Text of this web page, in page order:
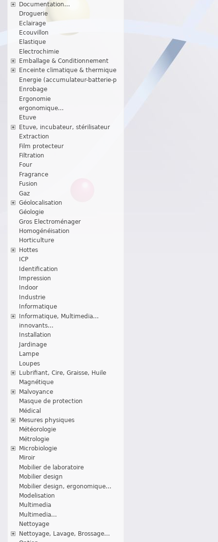
Documentation...
Droguerie
Eclairage
Ecouvillon
Elastique
Electrochimie
Emballage & Conditionnement
Enceinte climatique & thermique
Energie (accumulateur-batterie-p
Enrobage
Ergonomie
ergonomique...
Etuve
Etuve, incubateur, stérilisateur
Extraction
Film protecteur
Filtration
Four
Fragrance
Fusion
Gaz
Géolocalisation
Géologie
Gros Electroménager
Homogénéisation
Horticulture
Hottes
ICP
Identification
Impression
Indoor
Industrie
Informatique
Informatique, Multimedia...
innovants...
Installation
Jardinage
Lampe
Loupes
Lubrifiant, Cire, Graisse, Huile
Magnétique
Malvoyance
Masque de protection
Médical
Mesures physiques
Météorologie
Métrologie
Microbiologie
Miroir
Mobilier de laboratoire
Mobilier design
Mobilier design, ergonomique...
Modelisation
Multimedia
Multimedia...
Nettoyage
Nettoyage, Lavage, Brossage...